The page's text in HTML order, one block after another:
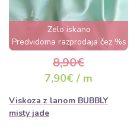
Zelo iskano
Predvidoma razprodaja čez %s
dan
8,90€
7,90€ / m
Viskoza z lanom BUBBLY
misty jade